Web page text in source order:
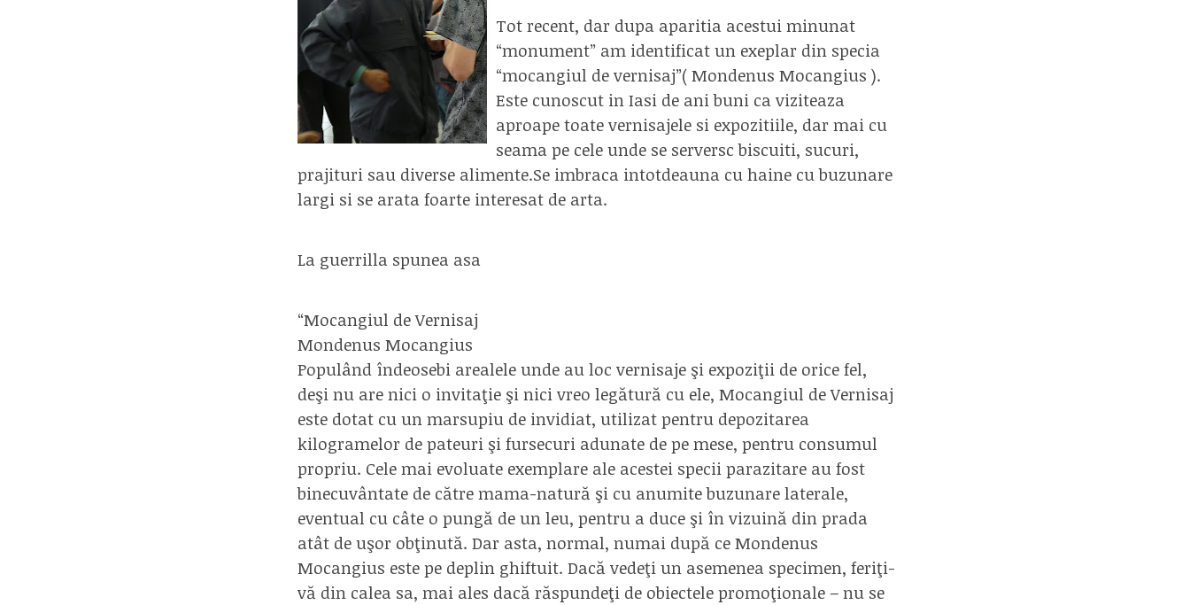
Tot recent, dar dupa aparitia acestui minunat
“monument” am identificat un exeplar din specia
“mocangiul de vernisaj”( Mondenus Mocangius ).
Este cunoscut in Iasi de ani buni ca viziteaza
aproape toate vernisajele si expozitiile, dar mai cu
seama pe cele unde se serversc biscuiti, sucuri,
prajituri sau diverse alimente.Se imbraca intotdeauna cu haine cu buzunare
largi si se arata foarte interesat de arta.
La guerrilla spunea asa
“Mocangiul de Vernisaj
Mondenus Mocangius
Populând îndeosebi arealele unde au loc vernisaje şi expoziţii de orice fel,
deşi nu are nici o invitaţie şi nici vreo legătură cu ele, Mocangiul de Vernisaj
este dotat cu un marsupiu de invidiat, utilizat pentru depozitarea
kilogramelor de pateuri şi fursecuri adunate de pe mese, pentru consumul
propriu. Cele mai evoluate exemplare ale acestei specii parazitare au fost
binecuvântate de către mama-natură şi cu anumite buzunare laterale,
eventual cu câte o pungă de un leu, pentru a duce şi în vizuină din prada
atât de uşor obţinută. Dar asta, normal, numai după ce Mondenus
Mocangius este pe deplin ghiftuit. Dacă vedeţi un asemenea specimen, feriţi-
vă din calea sa, mai ales dacă răspundeţi de obiectele promoţionale – nu se